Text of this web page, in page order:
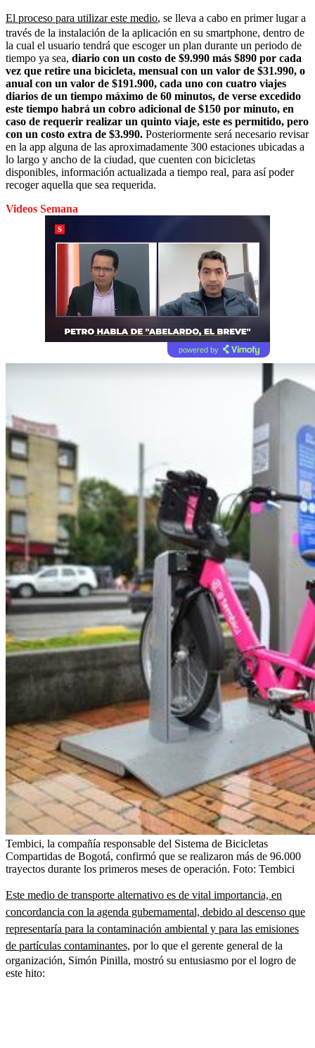
El proceso para utilizar este medio, se lleva a cabo en primer lugar a
través de la instalación de la aplicación en su smartphone, dentro de
la cual el usuario tendrá que escoger un plan durante un periodo de
tiempo ya sea, diario con un costo de $9.990 más $890 por cada
vez que retire una bicicleta, mensual con un valor de $31.990, o
anual con un valor de $191.900, cada uno con cuatro viajes
diarios de un tiempo máximo de 60 minutos, de verse excedido
este tiempo habrá un cobro adicional de $150 por minuto, en
caso de requerir realizar un quinto viaje, este es permitido, pero
con un costo extra de $3.990. Posteriormente será necesario revisar
en la app alguna de las aproximadamente 300 estaciones ubicadas a
lo largo y ancho de la ciudad, que cuenten con bicicletas
disponibles, información actualizada a tiempo real, para así poder
recoger aquella que sea requerida.
Videos Semana
powered by
Tembici, la compañía responsable del Sistema de Bicicletas
Compartidas de Bogotá, confirmó que se realizaron más de 96.000
trayectos durante los primeros meses de operación. Foto: Tembici
Este medio de transporte alternativo es de vital importancia, en
concordancia con la agenda gubernamental, debido al descenso que
representaría para la contaminación ambiental y para las emisiones
de partículas contaminantes, por lo que el gerente general de la
organización, Simón Pinilla, mostró su entusiasmo por el logro de
este hito: